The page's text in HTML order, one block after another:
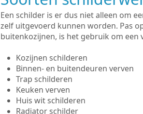
Een schilder is er dus niet alleen om
zelf uitgevoerd kunnen worden. Pas
buitenkozijnen, is het gebruik om een
Kozijnen schilderen
Binnen- en buitendeuren verven
Trap schilderen
Keuken verven
Huis wit schilderen
Radiator schilder